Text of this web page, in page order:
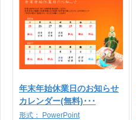
年末年始休業日のお知らせ
カレンダー(無料)･･･
形式： PowerPoint